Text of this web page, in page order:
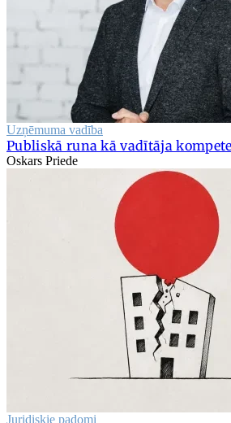
Uzņēmuma vadība
Publiskā runa kā vadītāja
Oskars Priede
Juridiskie padomi